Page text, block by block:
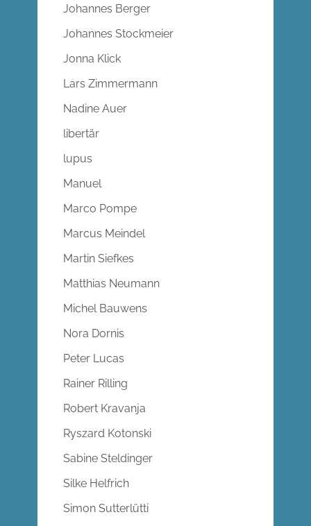
Johannes Berger
Johannes Stockmeier
Jonna Klick
Lars Zimmermann
Nadine Auer
libertär
lupus
Manuel
Marco Pompe
Marcus Meindel
Martin Siefkes
Matthias Neumann
Michel Bauwens
Nora Dornis
Peter Lucas
Rainer Rilling
Robert Kravanja
Ryszard Kotonski
Sabine Steldinger
Silke Helfrich
Simon Sutterlütti